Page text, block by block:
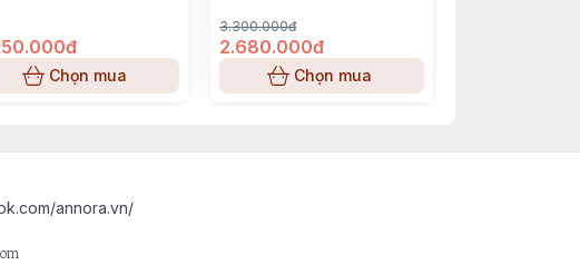
Chọn mua
3.300.000đ
2.680.000đ
Chọn mua
annora.vn/